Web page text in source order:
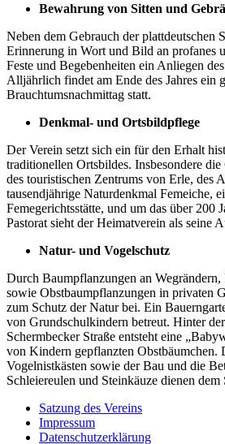
Bewahrung von Sitten und
Neben dem Gebrauch der plattdeutschen
Erinnerung in Wort und Bild an profanes
Feste und Begebenheiten ein Anliegen
Alljährlich findet am Ende des Jahres ein
Brauchtumsnachmittag statt.
Denkmal- und Ortsbildpflege
Der Verein setzt sich ein für den Erhalt
traditionellen Ortsbildes. Insbesondere
des touristischen Zentrums von Erle, des
tausendjährige Naturdenkmal Femeiche,
Femegerichtsstätte, und um das über 200
Pastorat sieht der Heimatverein als seine
Natur- und Vogelschutz
Durch Baumpflanzungen an
sowie Obstbaumpflanzungen in privaten
zum Schutz der Natur bei. Ein
von Grundschulkindern betreut. Hinter
Schermbecker Straße entsteht eine
von Kindern gepflanzten Obstbäumchen.
Vogelnistkästen sowie der Bau und die
Schleiereulen und Steinkäuze dienen
Satzung des Vereins
Impressum
Datenschutzerklärung